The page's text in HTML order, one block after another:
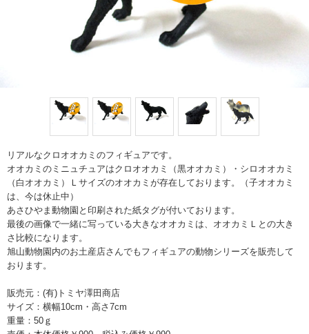
リアルなクロオオカミのフィギュアです。
オオカミのミニュチュアはクロオオカミ（黒オオカミ）・シロオオカミ
（白オオカミ）Ｌサイズのオオカミが存在しております。（子オオカミ
は、今は休止中）
あさひやま動物園と印刷された紙タグが付いております。
最後の画像で一緒に写っている大きなオオカミは、オオカミＬとの大き
さ比較になります。
旭山動物園内のお土産店さんでもフィギュアの動物シリーズを販売して
おります。
販売元：(有)トミヤ澤田商店
サイズ：横幅10cm・高さ7cm
重量：50ｇ